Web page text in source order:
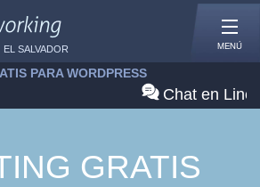
EL SALVADOR MENÚ
PARA WORDPRESS
Chat en
GRATIS